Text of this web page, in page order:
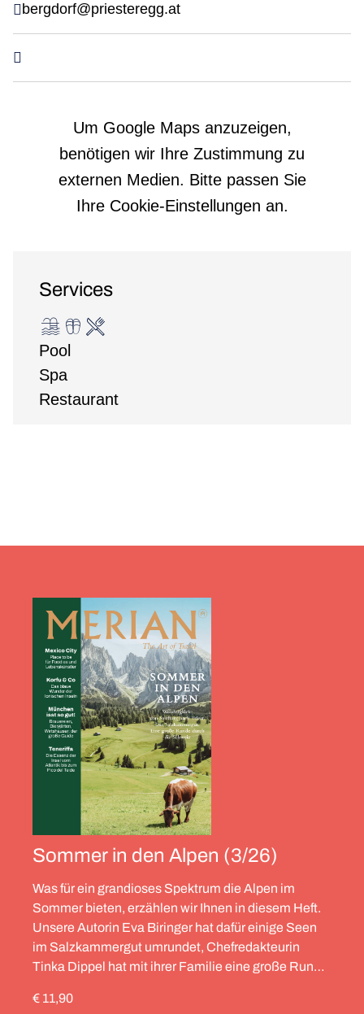
bergdorf@priesteregg.at
Um Google Maps anzuzeigen,
benötigen wir Ihre Zustimmung zu
externen Medien. Bitte passen Sie
Ihre Cookie-Einstellungen an.
Services
Pool
Spa
Restaurant
Sommer in den Alpen (3/26)
Was für ein grandioses Spektrum die Alpen im
Sommer bieten, erzählen wir Ihnen in diesem Heft.
Unsere Autorin Eva Biringer hat dafür einige Seen
im Salzkammergut umrundet, Chefredakteurin
Tinka Dippel hat mit ihrer Familie eine große Runde
Helfrich ist über viele Gipfel gegangen – von
€ 11,90